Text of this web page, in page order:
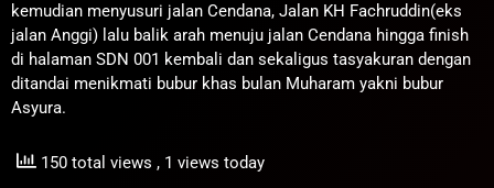
kemudian menyusuri jalan Cendana, Jalan KH Fachruddin(eks
jalan Anggi) lalu balik arah menuju jalan Cendana hingga finish
di halaman SDN 001 kembali dan sekaligus tasyakuran dengan
ditandai menikmati bubur khas bulan Muharam yakni bubur
Asyura.
150 total views , 1 views today